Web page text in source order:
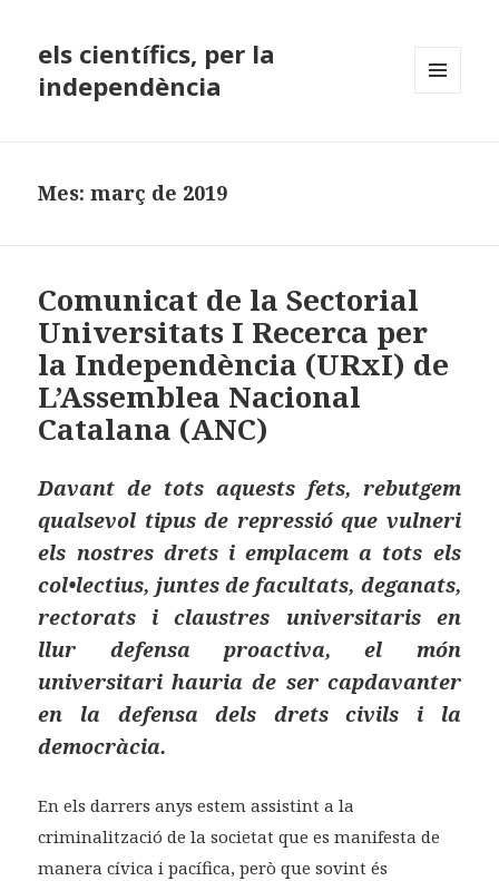
els científics, per la
independència
Mes:març de 2019
Comunicat de la Sectorial
Universitats I Recerca per
la Independència (URxI) de
L’Assemblea Nacional
Catalana (ANC)
Davant de tots aquests fets, rebutgem
qualsevol tipus de repressió que vulneri
els nostres drets i emplacem a tots els
col•lectius, juntes de facultats, deganats,
rectorats i claustres universitaris en
llur defensa proactiva, el món
universitari hauria de ser capdavanter
en la defensa dels drets civils i la
democràcia.
En els darrers anys estem assistint a la
criminalització de la societat que es manifesta de
manera cívica i pacífica, però que sovint és